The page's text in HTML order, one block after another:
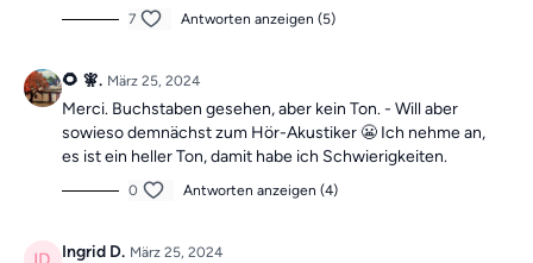
Training , um dich motiviert zu halten!
Die Übungen bilden insgesamt ein Ganzkörpertraining mit
verschiedenen Schwerpunkten und sind somit die ideale
Grundlage für einschmerzfreies, gesundes
7 Antworten anzeigen (5)
🌻 🧚. März 25, 2024
Merci. Buchstaben gesehen, aber kein Ton. - Will aber
sowieso demnächst zum Hör-Akustiker 😬 Ich nehme an,
es ist ein heller Ton, damit habe ich Schwierigkeiten.
0 Antworten anzeigen (4)
Ingrid D. März 25, 2024